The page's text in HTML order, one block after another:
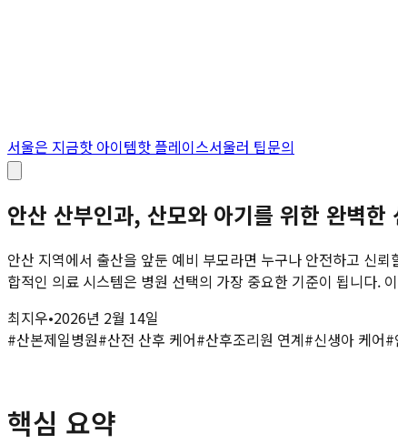
서울은 지금핫 아이템핫 플레이스서울러 팁문의
안산 산부인과, 산모와 아기를 위한 완벽
안산 지역에서 출산을 앞둔 예비 부모라면 누구나 안전하고 신
합적인 의료 시스템은 병원 선택의 가장 중요한 기준이 됩니다.
최지우•2026년 2월 14일
#산본제일병원#산전 산후 케어#산후조리원 연계#신생아 케어#
핵심 요약